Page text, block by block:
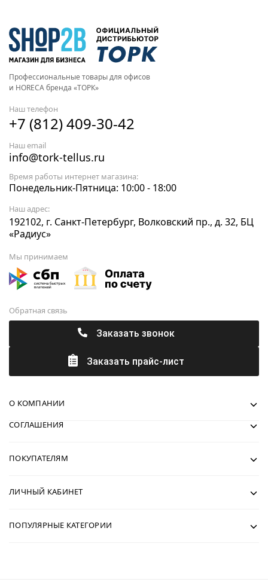
Профессиональные товары для офисов
и HORECA бренда «ТОРК»
Наш телефон
+7 (812) 409-30-42
Наш email
info@tork-tellus.ru
Время работы интернет магазина:
Понедельник-Пятница: 10:00 - 18:00
Наш адрес:
192102, г. Санкт-Петербург, Волковский пр., д. 32, БЦ
«Радиус»
Мы принимаем
Обратная связь
Заказать звонок
Заказать прайс-лист
О КОМПАНИИ
СОГЛАШЕНИЯ
ПОКУПАТЕЛЯМ
ЛИЧНЫЙ КАБИНЕТ
ПОПУЛЯРНЫЕ КАТЕГОРИИ